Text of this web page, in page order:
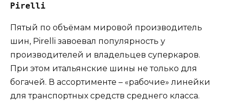
Pirelli
Пятый по объёмам мировой производитель
шин, Pirelli завоевал популярность у
производителей и владельцев суперкаров.
При этом итальянские шины не только для
богачей. В ассортименте – «рабочие» линейки
для транспортных средств среднего класса.